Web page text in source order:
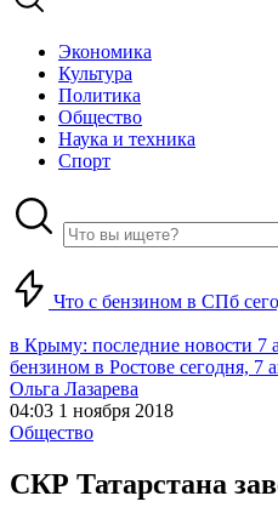
Экономика
Культура
Политика
Общество
Наука и техника
Спорт
Что с бензином в СПб
в Крыму: последние новости 7
бензином в Ростове сегодня, 7
Ольга Лазарева
04:03 1 ноября 2018
Общество
СКР Татарстана